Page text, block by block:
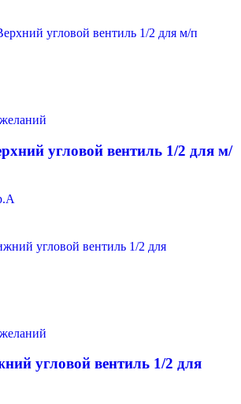
угловой вентиль 1/2 для м/
угловой вентиль 1/2 для